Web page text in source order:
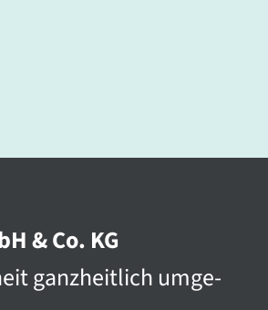
& Co. KG
ganz­heit­lich umge­